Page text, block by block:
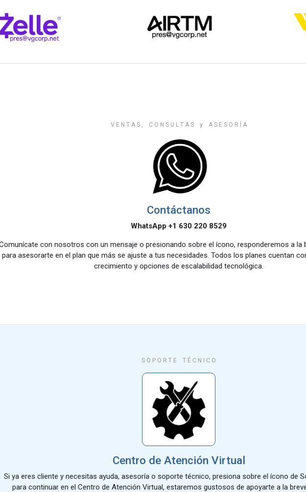
V E N T A S , C O N S U L T A S y A S E S O R Í A
Contáctanos
WhatsApp +1 630 220 8529
con nosotros con un mensaje o presionando sobre el ícono, responderemos a la
para asesorarte en el plan que más se ajuste a tus necesidades. Todos los planes cuentan
crecimiento y opciones de escalabilidad tecnológica.
S O P O R T E T É C N I C O
Centro de Atención Virtual
Si ya eres cliente y necesitas ayuda, asesoría o soporte técnico, presiona sobre el ícono de
para continuar en el Centro de Atención Virtual, estaremos gustosos de apoyarte a la